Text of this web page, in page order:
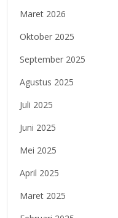
Maret 2026
Oktober 2025
September 2025
Agustus 2025
Juli 2025
Juni 2025
Mei 2025
April 2025
Maret 2025